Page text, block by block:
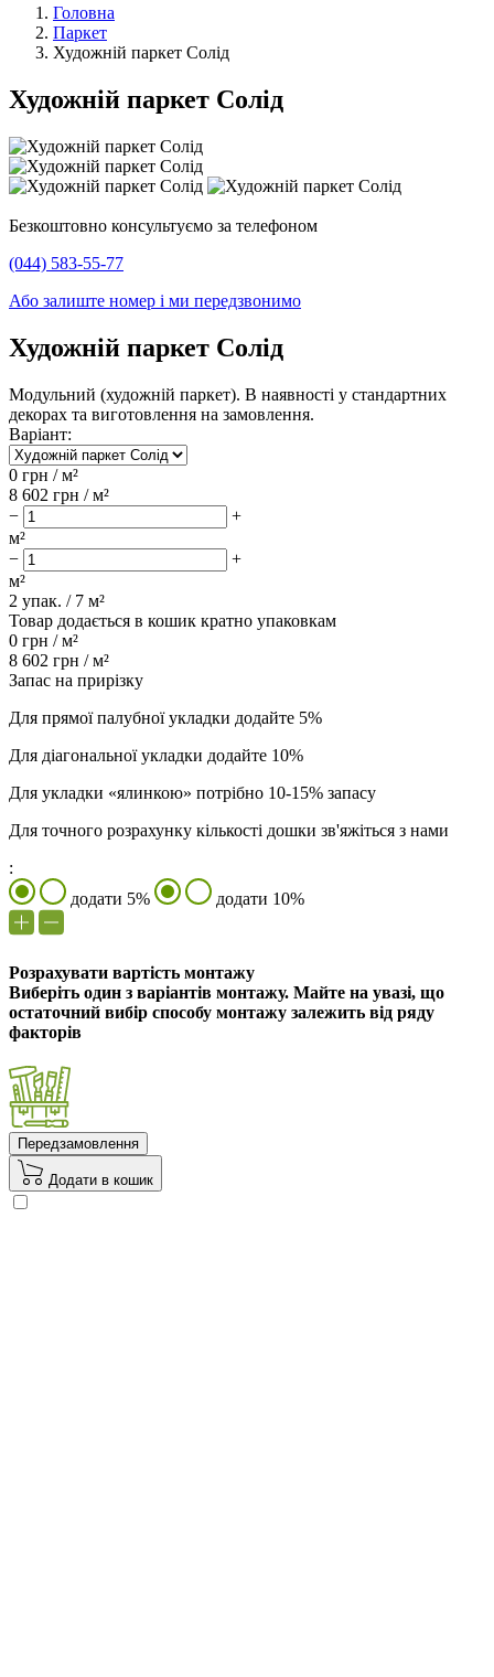
Головна
Паркет
Художній паркет Солід
Художній паркет Солід
Безкоштовно консультуємо за телефоном
(044) 583-55-77
Або залиште номер і ми передзвонимо
Художній паркет Солід
Модульний (художній паркет). В наявності у стандартних
декорах та виготовлення на замовлення.
Варіант:
0 грн / м²
8 602 грн / м²
−
+
м²
−
+
м²
2 упак. / 7 м²
Товар додається в кошик кратно упаковкам
0 грн /м²
8 602 грн /м²
Запас на прирізку
Для прямої палубної укладки додайте 5%
Для діагональної укладки додайте 10%
Для укладки «ялинкою» потрібно 10-15% запасу
Для точного розрахунку кількості дошки зв'яжіться з нами
:
додати 5%
додати 10%
Розрахувати вартість монтажу
Виберіть один з варіантів монтажу. Майте на увазі, що
остаточний вибір способу монтажу залежить від ряду
факторів
Передзамовлення
Додати в кошик